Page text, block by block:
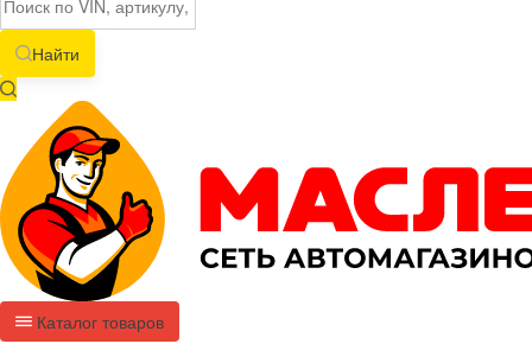
Найти
Каталог товаров